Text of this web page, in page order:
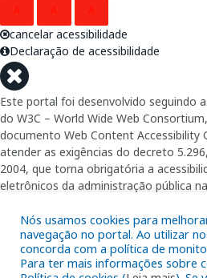
Nós usamos cookies para
navegação no portal. Ao utilizar
concorda com a política de
Para ter mais informações sobre
cancelar acessibilidade
Declaração de acessibilidade
Este portal foi desenvolvido seguindo
do W3C – World Wide Web
documento Web Content Accessibility
atender as exigências do decreto
2004, que torna obrigatória a
eletrônicos da administração pública
garantindo-lhes o pleno acesso aos
Além de validações automáticas,
diversos navegadores e através do